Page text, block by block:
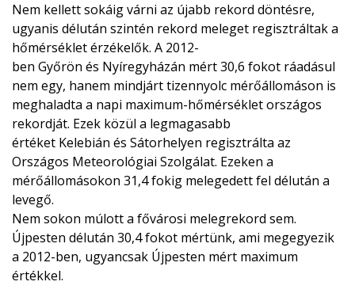
Nem kellett sokáig várni az újabb rekord döntésre,
ugyanis délután szintén rekord meleget regisztráltak a
hőmérséklet érzékelők. A 2012-
ben Győrön és Nyíregyházán mért 30,6 fokot ráadásul
nem egy, hanem mindjárt tizennyolc mérőállomáson is
meghaladta a napi maximum-hőmérséklet országos
rekordját. Ezek közül a legmagasabb
értéket Kelebián és Sátorhelyen regisztrálta az
Országos Meteorológiai Szolgálat. Ezeken a
mérőállomásokon 31,4 fokig melegedett fel délután a
levegő.
Nem sokon múlott a fővárosi melegrekord sem.
Újpesten délután 30,4 fokot mértünk, ami megegyezik
a 2012-ben, ugyancsak Újpesten mért maximum
értékkel.